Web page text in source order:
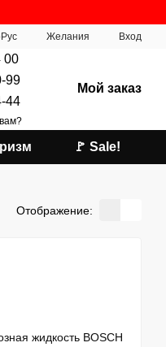
Рус Желания Вход
00
99
44
Мой заказ
🚩 Sale!
Отображение: